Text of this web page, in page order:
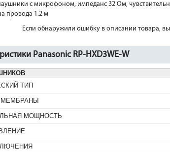
с микрофоном, импеданс 32 Ом,
провода 1.2 м
Если обнаружили ошибку в описании товара,
Panasonic RP-HXD3WE-W
ТИП
МОЩНОСТЬ